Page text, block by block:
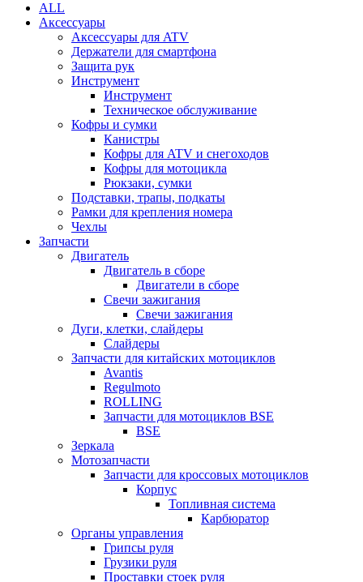
ALL
Аксессуары
Аксессуары для ATV
Держатели для смартфона
Защита рук
Инструмент
Инструмент
Техническое обслуживание
Кофры и сумки
Канистры
Кофры для ATV и снегоходов
Кофры для мотоцикла
Рюкзаки, сумки
Подставки, трапы, подкаты
Рамки для крепления номера
Чехлы
Запчасти
Двигатель
Двигатель в сборе
Двигатели в сборе
Свечи зажигания
Свечи зажигания
Дуги, клетки, слайдеры
Слайдеры
Запчасти для китайских мотоциклов
Avantis
Regulmoto
ROLLING
Запчасти для мотоциклов BSE
BSE
Зеркала
Мотозапчасти
Запчасти для кроссовых мотоциклов
Корпус
Топливная система
Карбюратор
Органы управления
Грипсы руля
Грузики руля
Проставки стоек руля